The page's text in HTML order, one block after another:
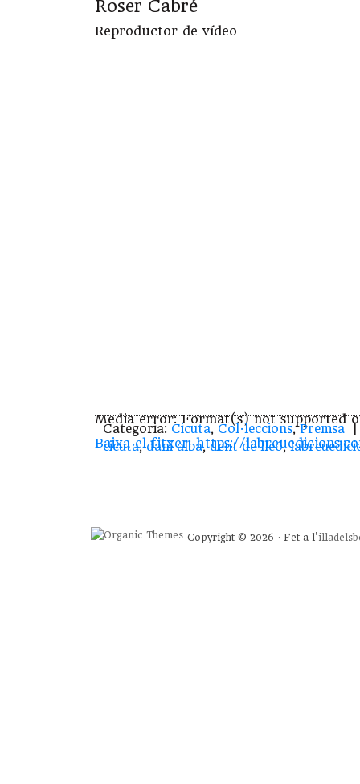
Roser Cabré
Reproductor de vídeo
Media error: Format(s) not supported
Baixa el fitxer: https://
Categoria: Cicuta, Col·leccions,Premsa
cicuta,dani alba,dent de lleó,
Copyright © 2026 · Fet a l'